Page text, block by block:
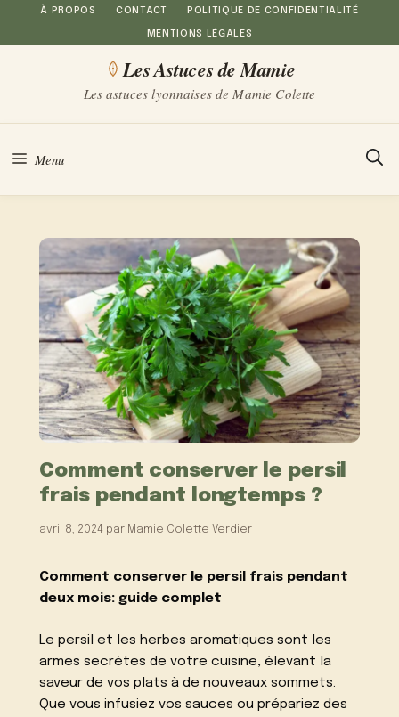
Aller
au
À PROPOS CONTACT POLITIQUE DE CONFIDENTIALITÉ
MENTIONS LÉGALES
Les Astuces de Mamie
Les astuces lyonnaises de Mamie Colette
Menu
Comment conserver le persil
frais pendant longtemps ?
avril 8, 2024 par Mamie Colette Verdier
Comment conserver le persil frais pendant
deux mois: guide complet
Le persil et les herbes aromatiques sont les
armes secrètes de votre cuisine, élevant la
saveur de vos plats à de nouveaux sommets.
Que vous infusiez vos sauces ou prépariez des